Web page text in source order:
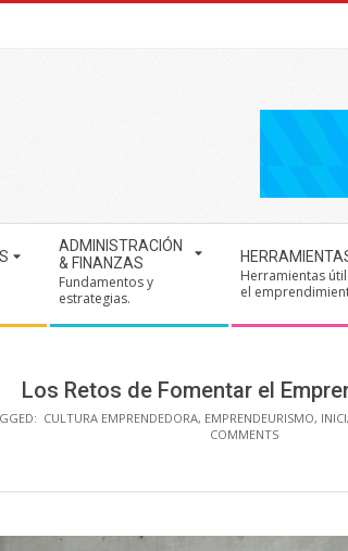
ADMINISTRACIÓN
& FINANZAS
Fundamentos y
estrategias.
Herramientas
el
Los Retos de Fomentar el
CULTURA EMPRENDEDORA, EMPRENDEURISMO,
COMMENTS